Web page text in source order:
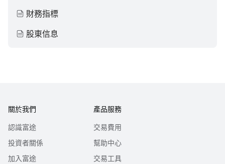
財務指標
股東信息
關於我們
認識富途
投資者關係
加入富途
產品服務
交易費用
幫助中心
交易工具